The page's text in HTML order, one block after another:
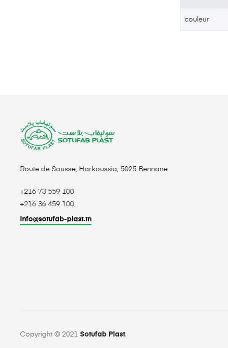
couleur
Route de Sousse, Harkoussia, 5025 Bennane
+216 73 559 100
+216 36 459 100
info@sotufab-plast.tn
Copyright © 2021 Sotufab Plast.